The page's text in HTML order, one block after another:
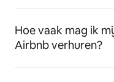
Hoe vaak mag ik
Airbnb verhuren?